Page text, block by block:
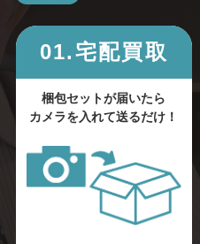
01.宅配買取
梱包セットが届いたら
カメラを入れて送るだけ！